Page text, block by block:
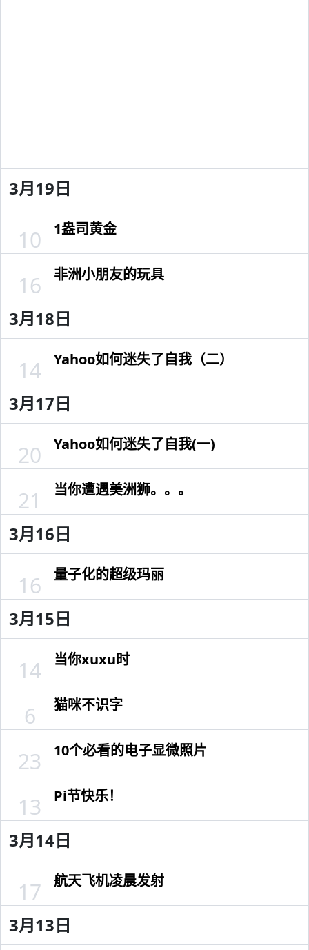
3月19日
1盎司黄金
10
非洲小朋友的玩具
16
3月18日
Yahoo如何迷失了自我（二）
14
3月17日
Yahoo如何迷失了自我(一)
20
当你遭遇美洲狮。。。
21
3月16日
量子化的超级玛丽
16
3月15日
当你xuxu时
14
猫咪不识字
6
10个必看的电子显微照片
23
Pi节快乐！
13
3月14日
航天飞机凌晨发射
17
3月13日